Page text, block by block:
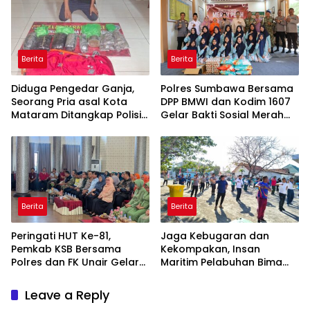
Berita
Diduga Pengedar Ganja,
Seorang Pria asal Kota
Mataram Ditangkap Polisi
Berita
Polres Sumbawa Bersama
DPP BMWI dan Kodim 1607
Gelar Bakti Sosial Merah
Hidayatullah
Berita
Peringati HUT Ke-81,
Pemkab KSB Bersama
Polres dan FK Unair Gelar
Hari Pertama Kehidupan”
Berita
Jaga Kebugaran dan
Kekompakan, Insan
Maritim Pelabuhan Bima
Leave a Reply